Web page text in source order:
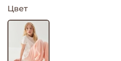
Цвет